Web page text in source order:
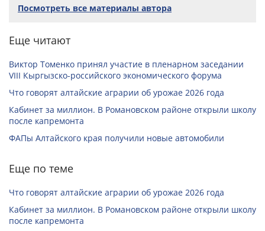
Посмотреть все материалы автора
Еще читают
Виктор Томенко принял участие в пленарном заседании
VIII Кыргызско-российского экономического форума
Что говорят алтайские аграрии об урожае 2026 года
Кабинет за миллион. В Романовском районе открыли школу
после капремонта
ФАПы Алтайского края получили новые автомобили
Еще по теме
Что говорят алтайские аграрии об урожае 2026 года
Кабинет за миллион. В Романовском районе открыли школу
после капремонта